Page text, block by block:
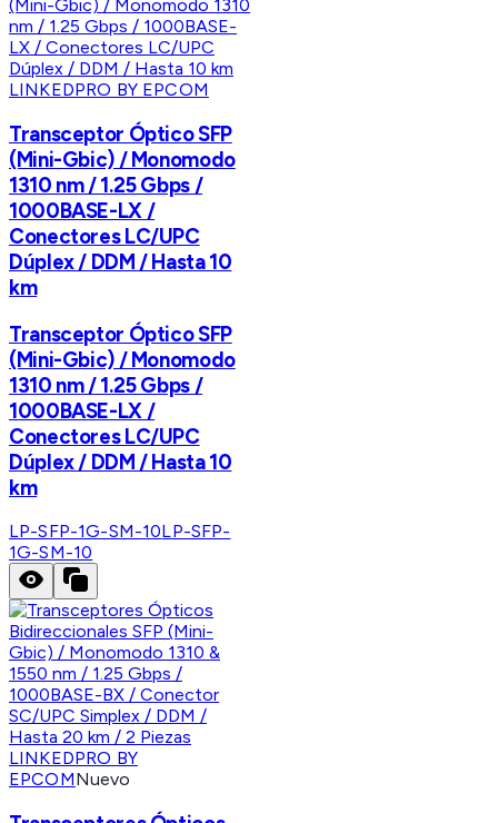
LINKEDPRO BY EPCOM
Transceptor Óptico SFP
(Mini-Gbic) / Monomodo
1310 nm / 1.25 Gbps /
1000BASE-LX /
Conectores LC/UPC
Dúplex / DDM / Hasta 10
km
Transceptor Óptico SFP
(Mini-Gbic) / Monomodo
1310 nm / 1.25 Gbps /
1000BASE-LX /
Conectores LC/UPC
Dúplex / DDM / Hasta 10
km
LP-SFP-1G-SM-10LP-SFP-
1G-SM-10
LINKEDPRO BY
EPCOMNuevo